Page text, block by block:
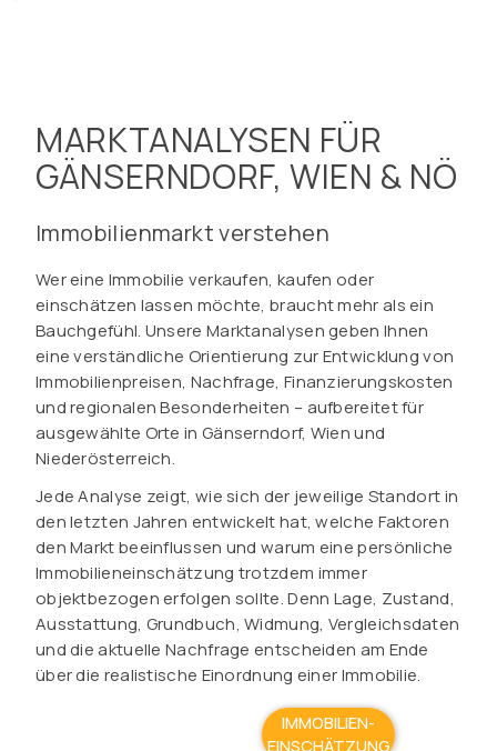
MARKTANALYSEN FÜR
GÄNSERNDORF, WIEN & NÖ
Immobilienmarkt verstehen
Wer eine Immobilie verkaufen, kaufen oder
einschätzen lassen möchte, braucht mehr als ein
Bauchgefühl. Unsere Marktanalysen geben Ihnen
eine verständliche Orientierung zur Entwicklung von
Immobilienpreisen, Nachfrage, Finanzierungskosten
und regionalen Besonderheiten – aufbereitet für
ausgewählte Orte in Gänserndorf, Wien und
Niederösterreich.
Jede Analyse zeigt, wie sich der jeweilige Standort in
den letzten Jahren entwickelt hat, welche Faktoren
den Markt beeinflussen und warum eine persönliche
Immobilieneinschätzung trotzdem immer
objektbezogen erfolgen sollte. Denn Lage, Zustand,
Ausstattung, Grundbuch, Widmung, Vergleichsdaten
und die aktuelle Nachfrage entscheiden am Ende
über die realistische Einordnung einer Immobilie.
IMMOBILIEN-
EINSCHÄTZUNG